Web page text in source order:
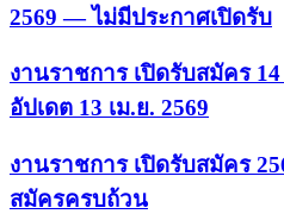
2569 — ไม่มีประกาศเปิดรับ
งานราชการ เปิดรับสมัคร
อัปเดต 13 เม.ย. 2569
งานราชการ เปิดรับสมัคร
สมัครครบถ้วน